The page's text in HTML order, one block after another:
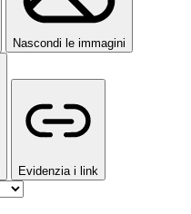
Nascondi le immagini
Evidenzia i link